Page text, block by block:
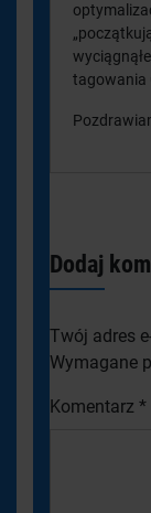
tagowania
Dodaj
Twój adres
Wymagane
Komentarz *